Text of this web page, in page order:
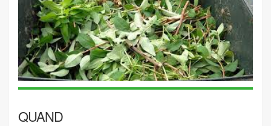
QUAND